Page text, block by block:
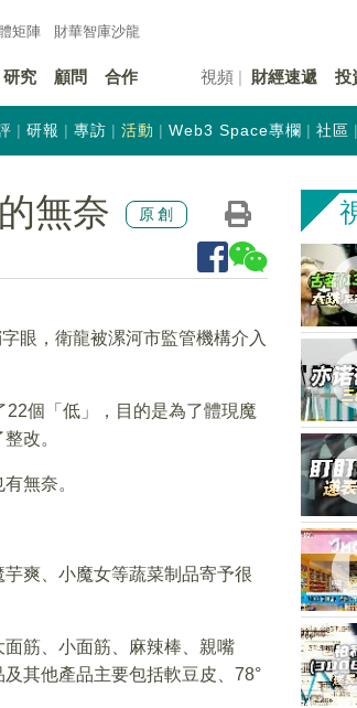
矩陣 財華智庫沙龍
研究 顧問 合作 視頻 財經速遞 投
研報 專訪 活動 Web3 Space專欄 社區
無奈 原創
眼，衛龍被漯河市監管機構介入
個「低」，目的是為了體現魔
改。
無奈。
爽、小魔女等蔬菜制品寄予很
筋、小面筋、麻辣棒、親嘴
其他產品主要包括軟豆皮、78°